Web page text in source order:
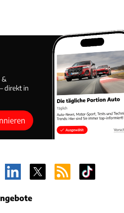
&
direkt in